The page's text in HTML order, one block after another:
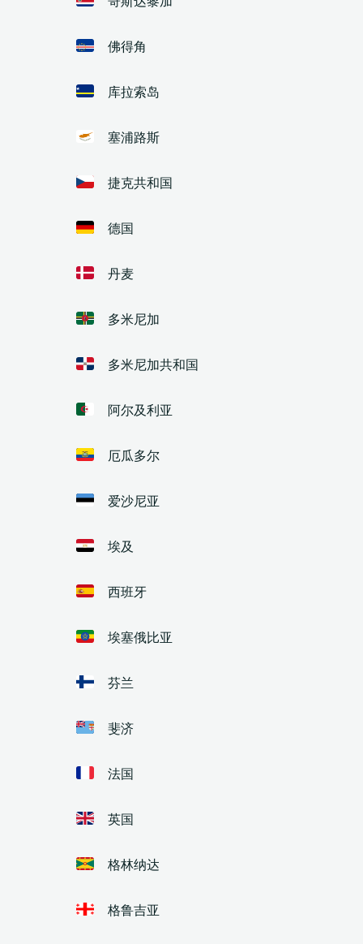
佛得角
库拉索岛
塞浦路斯
捷克共和国
德国
丹麦
多米尼加
多米尼加共和国
阿尔及利亚
厄瓜多尔
爱沙尼亚
埃及
西班牙
埃塞俄比亚
芬兰
斐济
法国
英国
格林纳达
格鲁吉亚